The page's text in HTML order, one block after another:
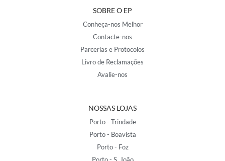
SOBRE O EP
Conheça-nos Melhor
Contacte-nos
Parcerias e Protocolos
Livro de Reclamações
Avalie-nos
NOSSAS LOJAS
Porto - Trindade
Porto - Boavista
Porto - Foz